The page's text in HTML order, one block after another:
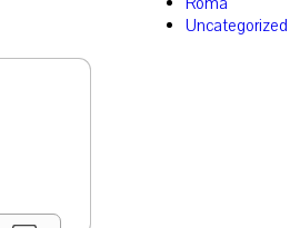
Uncategorized